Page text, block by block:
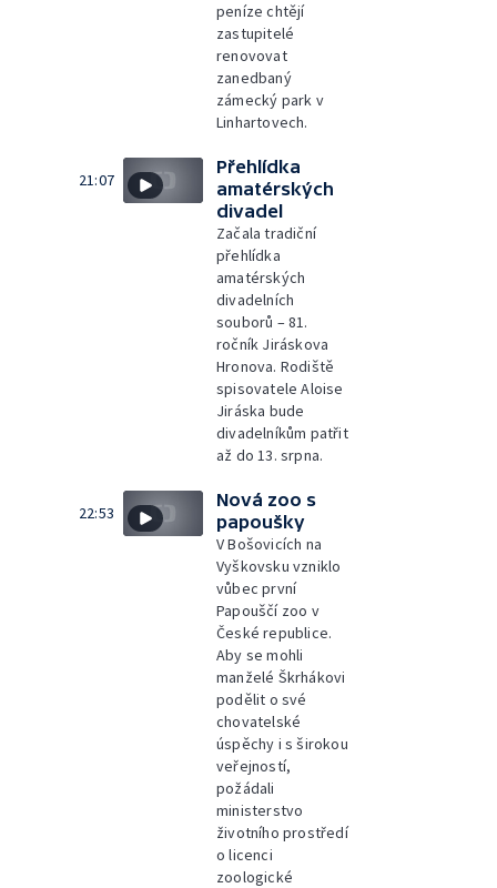
peníze chtějí
zastupitelé
renovovat
zanedbaný
zámecký park v
Linhartovech.
21:07
Přehlídka
amatérských
divadel
Začala tradiční
přehlídka
amatérských
divadelních
souborů – 81.
ročník Jiráskova
Hronova. Rodiště
spisovatele Aloise
Jiráska bude
divadelníkům patřit
až do 13. srpna.
22:53
Nová zoo s
papoušky
V Bošovicích na
Vyškovsku vzniklo
vůbec první
Papouščí zoo v
České republice.
Aby se mohli
manželé Škrhákovi
podělit o své
chovatelské
úspěchy i s širokou
veřejností,
požádali
ministerstvo
životního prostředí
o licenci
zoologické